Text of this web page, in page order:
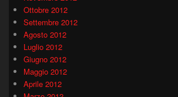
Ottobre 2012
Settembre 2012
Agosto 2012
Luglio 2012
Giugno 2012
Maggio 2012
Aprile 2012